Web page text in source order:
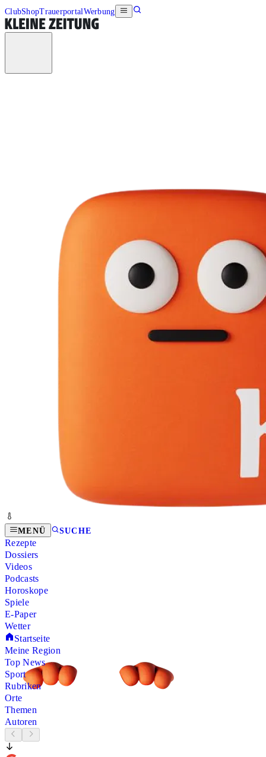
ClubShopTrauerportalWerbung
MENÜ SUCHE
Rezepte
Dossiers
Videos
Podcasts
Horoskope
Spiele
E-Paper
Wetter
Startseite
Meine Region
Top News
Sport
Rubriken
Orte
Themen
Autoren